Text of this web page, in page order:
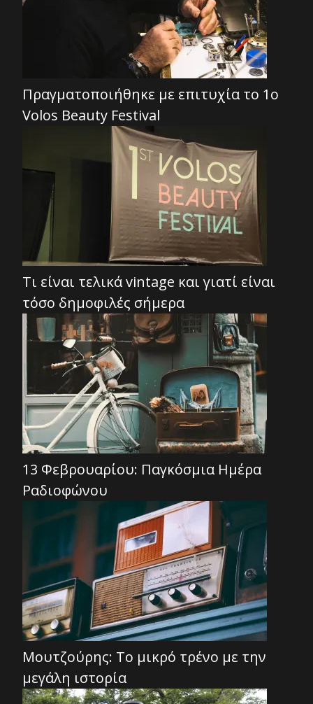
Πραγματοποιήθηκε με επιτυχία το 1ο
Volos Beauty Festival
Τι είναι τελικά vintage και γιατί είναι
τόσο δημοφιλές σήμερα
13 Φεβρουαρίου: Παγκόσμια Ημέρα
Ραδιοφώνου
Μουτζούρης: Το μικρό τρένο με την
μεγάλη ιστορία